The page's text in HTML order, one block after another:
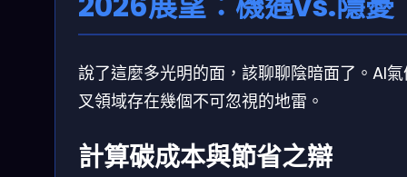
說了這麼多光明的面，該聊聊陰暗面了。AI
叉領域存在幾個不可忽視的地雷。
計算碳成本與節省之辯